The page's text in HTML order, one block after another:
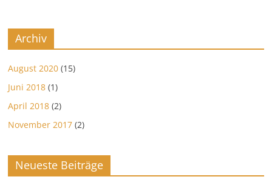
Archiv
August 2020 (15)
Juni 2018 (1)
April 2018 (2)
November 2017 (2)
Neueste Beiträge